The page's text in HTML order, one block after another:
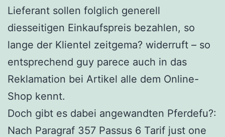
Lieferant sollen folglich generell
diesseitigen Einkaufspreis bezahlen, so
lange der Klientel zeitgema? widerruft – so
entsprechend guy parece auch in das
Reklamation bei Artikel alle dem Online-
Shop kennt.
Doch gibt es dabei angewandten Pferdefu?:
Nach Paragraf 357 Passus 6 Tarif just one